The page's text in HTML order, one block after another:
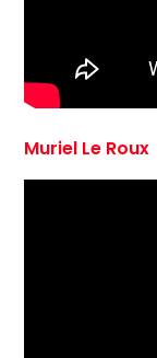
Muriel Le Roux